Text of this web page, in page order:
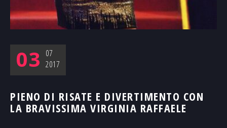
03 07
2017
PIENO DI RISATE E DIVERTIMENTO CON
LA BRAVISSIMA VIRGINIA RAFFAELE